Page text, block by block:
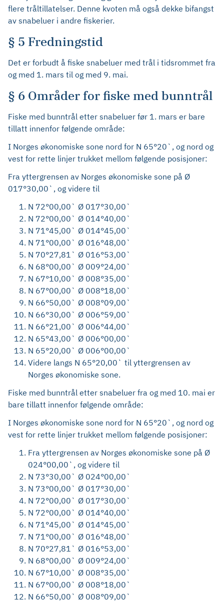
flere tråltillatelser. Denne kvoten må også dekke bifangst
av snabeluer i andre fiskerier.
§ 5 Fredningstid
Det er forbudt å fiske snabeluer med trål i tidsrommet fra
og med 1. mars til og med 9. mai.
§ 6 Områder for fiske med bunntrål
Fiske med bunntrål etter snabeluer før 1. mars er bare
tillatt innenfor følgende område:
I Norges økonomiske sone nord for N 65°20`, og nord og
vest for rette linjer trukket mellom følgende posisjoner:
Fra yttergrensen av Norges økonomiske sone på Ø
017°30,00`, og videre til
N 72°00,00` Ø 017°30,00`
N 72°00,00` Ø 014°40,00`
N 71°45,00` Ø 014°45,00`
N 71°00,00` Ø 016°48,00`
N 70°27,81` Ø 016°53,00`
N 68°00,00` Ø 009°24,00`
N 67°10,00` Ø 008°35,00`
N 67°00,00` Ø 008°18,00`
N 66°50,00` Ø 008°09,00`
N 66°30,00` Ø 006°59,00`
N 66°21,00` Ø 006°44,00`
N 65°43,00` Ø 006°00,00`
N 65°20,00` Ø 006°00,00`
Videre langs N 65°20,00` til yttergrensen av
Norges økonomiske sone.
Fiske med bunntrål etter snabeluer fra og med 10. mai er
bare tillatt innenfor følgende område:
I Norges økonomiske sone nord for N 65°20`, og nord og
vest for rette linjer trukket mellom følgende posisjoner:
Fra yttergrensen av Norges økonomiske sone på Ø
024°00,00`, og videre til
N 73°30,00` Ø 024°00,00`
N 73°00,00` Ø 017°30,00`
N 72°00,00` Ø 017°30,00`
N 72°00,00` Ø 014°40,00`
N 71°45,00` Ø 014°45,00`
N 71°00,00` Ø 016°48,00`
N 70°27,81` Ø 016°53,00`
N 68°00,00` Ø 009°24,00`
N 67°10,00` Ø 008°35,00`
N 67°00,00` Ø 008°18,00`
N 66°50,00` Ø 008°09,00`